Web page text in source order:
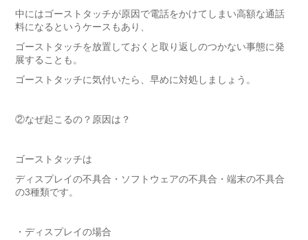
中にはゴーストタッチが原因で電話をかけてしまい高額な通話
料になるというケースもあり、
ゴーストタッチを放置しておくと取り返しのつかない事態に発
展することも。
ゴーストタッチに気付いたら、早めに対処しましょう。
②なぜ起こるの？原因は？
ゴーストタッチは
ディスプレイの不具合・ソフトウェアの不具合・端末の不具合
の3種類です。
・ ディスプレイの場合